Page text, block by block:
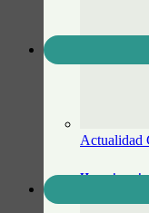
Actualidad
Horarios e